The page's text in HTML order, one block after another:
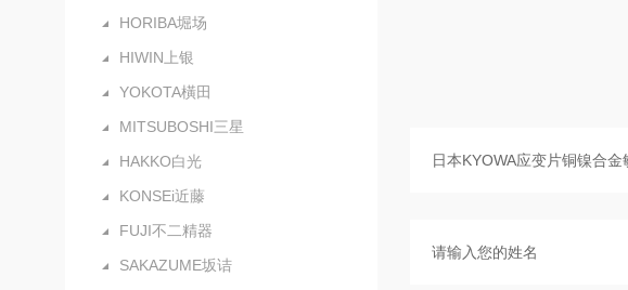
HORIBA堀场
HIWIN上银
YOKOTA橫田
MITSUBOSHI三星
HAKKO白光
KONSEi近藤
FUJI不二精器
SAKAZUME坂诘